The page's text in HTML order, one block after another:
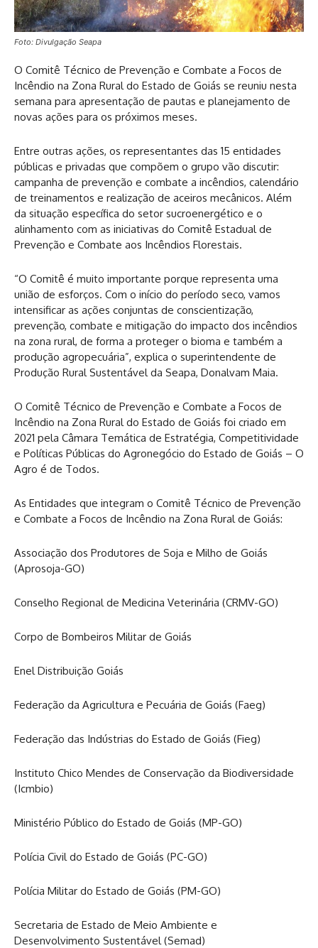
Foto: Divulgação Seapa
O Comitê Técnico de Prevenção e Combate a Focos de
Incêndio na Zona Rural do Estado de Goiás se reuniu nesta
semana para apresentação de pautas e planejamento de
novas ações para os próximos meses.
Entre outras ações, os representantes das 15 entidades
públicas e privadas que compõem o grupo vão discutir:
campanha de prevenção e combate a incêndios, calendário
de treinamentos e realização de aceiros mecânicos. Além
da situação específica do setor sucroenergético e o
alinhamento com as iniciativas do Comitê Estadual de
Prevenção e Combate aos Incêndios Florestais.
“O Comitê é muito importante porque representa uma
união de esforços. Com o início do período seco, vamos
intensificar as ações conjuntas de conscientização,
prevenção, combate e mitigação do impacto dos incêndios
na zona rural, de forma a proteger o bioma e também a
produção agropecuária”, explica o superintendente de
Produção Rural Sustentável da Seapa, Donalvam Maia.
O Comitê Técnico de Prevenção e Combate a Focos de
Incêndio na Zona Rural do Estado de Goiás foi criado em
2021 pela Câmara Temática de Estratégia, Competitividade
e Políticas Públicas do Agronegócio do Estado de Goiás – O
Agro é de Todos.
As Entidades que integram o Comitê Técnico de Prevenção
e Combate a Focos de Incêndio na Zona Rural de Goiás:
Associação dos Produtores de Soja e Milho de Goiás
(Aprosoja-GO)
Conselho Regional de Medicina Veterinária (CRMV-GO)
Corpo de Bombeiros Militar de Goiás
Enel Distribuição Goiás
Federação da Agricultura e Pecuária de Goiás (Faeg)
Federação das Indústrias do Estado de Goiás (Fieg)
Instituto Chico Mendes de Conservação da Biodiversidade
(Icmbio)
Ministério Público do Estado de Goiás (MP-GO)
Polícia Civil do Estado de Goiás (PC-GO)
Polícia Militar do Estado de Goiás (PM-GO)
Secretaria de Estado de Meio Ambiente e
Desenvolvimento Sustentável (Semad)